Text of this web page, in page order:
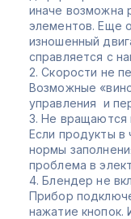
иначе возможна
элементов. Еще
изношенный
справляется с
2. Скорости не
Возможные
управления и
3. Не вращаются
Если продукты
нормы
проблема в
4. Блендер не
Прибор
нажатие кнопок.